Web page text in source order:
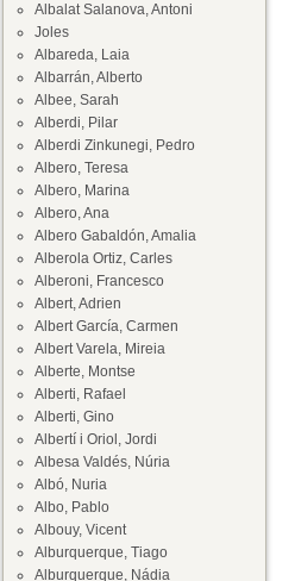
Albalat Salanova, Antoni
Joles
Albareda, Laia
Albarrán, Alberto
Albee, Sarah
Alberdi, Pilar
Alberdi Zinkunegi, Pedro
Albero, Teresa
Albero, Marina
Albero, Ana
Albero Gabaldón, Amalia
Alberola Ortiz, Carles
Alberoni, Francesco
Albert, Adrien
Albert García, Carmen
Albert Varela, Mireia
Alberte, Montse
Alberti, Rafael
Alberti, Gino
Albertí i Oriol, Jordi
Albesa Valdés, Núria
Albó, Nuria
Albo, Pablo
Albouy, Vicent
Alburquerque, Tiago
Alburquerque, Nádia